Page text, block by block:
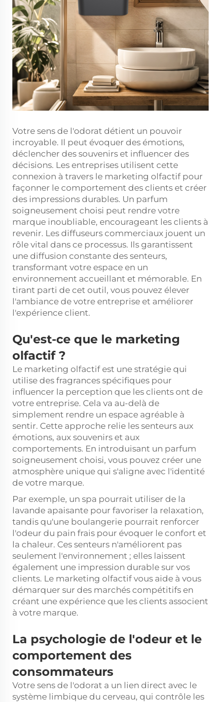
Votre sens de l'odorat détient un pouvoir
incroyable. Il peut évoquer des émotions,
déclencher des souvenirs et influencer des
décisions. Les entreprises utilisent cette
connexion à travers le marketing olfactif pour
façonner le comportement des clients et créer
des impressions durables. Un parfum
soigneusement choisi peut rendre votre
marque inoubliable, encourageant les clients à
revenir. Les diffuseurs commerciaux jouent un
rôle vital dans ce processus. Ils garantissent
une diffusion constante des senteurs,
transformant votre espace en un
environnement accueillant et mémorable. En
tirant parti de cet outil, vous pouvez élever
l'ambiance de votre entreprise et améliorer
l'expérience client.
Qu'est-ce que le marketing
olfactif ?
Le marketing olfactif est une stratégie qui
utilise des fragrances spécifiques pour
influencer la perception que les clients ont de
votre entreprise. Cela va au-delà de
simplement rendre un espace agréable à
sentir. Cette approche relie les senteurs aux
émotions, aux souvenirs et aux
comportements. En introduisant un parfum
soigneusement choisi, vous pouvez créer une
atmosphère unique qui s'aligne avec l'identité
de votre marque.
Par exemple, un spa pourrait utiliser de la
lavande apaisante pour favoriser la relaxation,
tandis qu'une boulangerie pourrait renforcer
l'odeur du pain frais pour évoquer le confort et
la chaleur. Ces senteurs n'améliorent pas
seulement l'environnement ; elles laissent
également une impression durable sur vos
clients. Le marketing olfactif vous aide à vous
démarquer sur des marchés compétitifs en
créant une expérience que les clients associent
à votre marque.
La psychologie de l'odeur et le
comportement des
consommateurs
Votre sens de l'odorat a un lien direct avec le
système limbique du cerveau, qui contrôle les